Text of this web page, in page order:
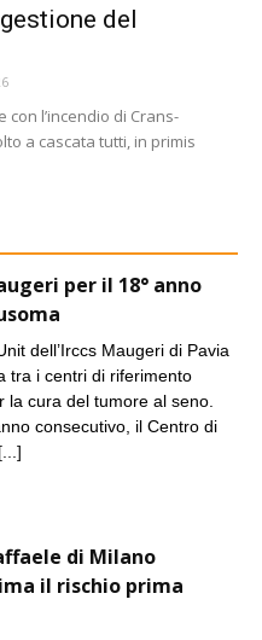
del
con l’incendio di Crans-
a cascata tutti, in primis
per il 18° anno
dell’Irccs Maugeri di Pavia
tra i centri di riferimento
la cura del tumore al seno.
consecutivo, il Centro di
[...]
di Milano
il rischio prima